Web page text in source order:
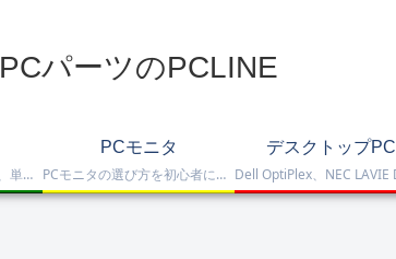
PCパーツのPCLINE
HDD・SSDを選ぶときは、単に容量だけを見るのではなく、保存重視なのか、高速化したいのか、NAS運用なのか、外付けで使いたいのかまで整理して選ぶことが大切です。このカテゴリでは、HDDとSSDの基本的な違いを踏まえつつ、保存容量をしっかり確保したい方向けのHDD、高速起動や作業効率を重視したい方向けのSSD、さらにNAS向けHDDやNVMe SSD、SATA SSD、外付けストレージまで比較しや…
PCモニタ
PCモニタの選び方を初心者にも分かりやすく解説。ゲーミングモニタ、4K・高画質モニタ、モバイルモニタ、仕事・普段使い向けモニタまで、用途別に比較しやすくまとめています。
デスクトップPC